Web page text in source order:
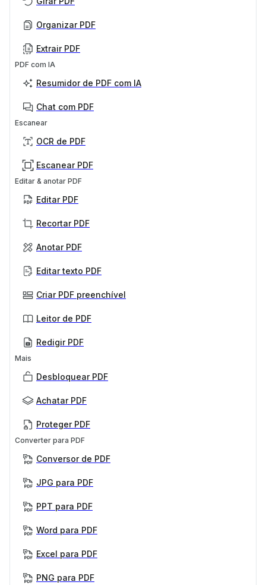
Organizar PDF
Extrair PDF
PDF com IA
Resumidor de PDF com IA
Chat com PDF
Escanear
OCR de PDF
Escanear PDF
Editar & anotar PDF
Editar PDF
Recortar PDF
Anotar PDF
Editar texto PDF
Criar PDF preenchível
Leitor de PDF
Redigir PDF
Mais
Desbloquear PDF
Achatar PDF
Proteger PDF
Converter para PDF
Conversor de PDF
JPG para PDF
PPT para PDF
Word para PDF
Excel para PDF
PNG para PDF